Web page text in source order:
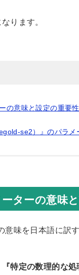
ります。
の意味と設定の重要性
se2）』のパラメ
ターの意味
意味を日本語に訳
『特定の数理的な